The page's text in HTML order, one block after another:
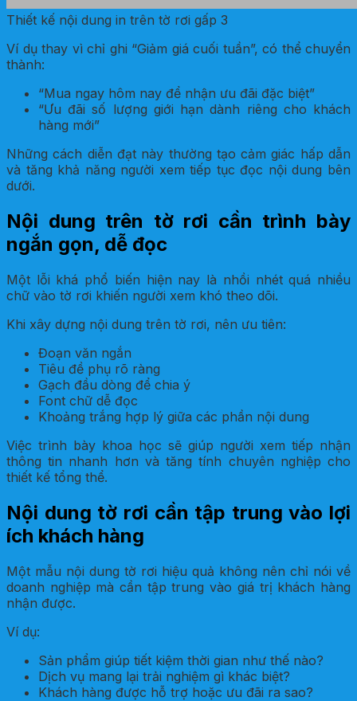
Thiết kế nội dung in trên tờ rơi gấp 3
Ví dụ thay vì chỉ ghi “Giảm giá cuối tuần”, có thể chuyển
thành:
“Mua ngay hôm nay để nhận ưu đãi đặc biệt”
“Ưu đãi số lượng giới hạn dành riêng cho khách
hàng mới”
Những cách diễn đạt này thường tạo cảm giác hấp dẫn
và tăng khả năng người xem tiếp tục đọc nội dung bên
dưới.
Nội dung trên tờ rơi cần trình bày
ngắn gọn, dễ đọc
Một lỗi khá phổ biến hiện nay là nhồi nhét quá nhiều
chữ vào tờ rơi khiến người xem khó theo dõi.
Khi xây dựng nội dung trên tờ rơi, nên ưu tiên:
Đoạn văn ngắn
Tiêu đề phụ rõ ràng
Gạch đầu dòng để chia ý
Font chữ dễ đọc
Khoảng trắng hợp lý giữa các phần nội dung
Việc trình bày khoa học sẽ giúp người xem tiếp nhận
thông tin nhanh hơn và tăng tính chuyên nghiệp cho
thiết kế tổng thể.
Nội dung tờ rơi cần tập trung vào lợi
ích khách hàng
Một mẫu nội dung tờ rơi hiệu quả không nên chỉ nói về
doanh nghiệp mà cần tập trung vào giá trị khách hàng
nhận được.
Ví dụ:
Sản phẩm giúp tiết kiệm thời gian như thế nào?
Dịch vụ mang lại trải nghiệm gì khác biệt?
Khách hàng được hỗ trợ hoặc ưu đãi ra sao?